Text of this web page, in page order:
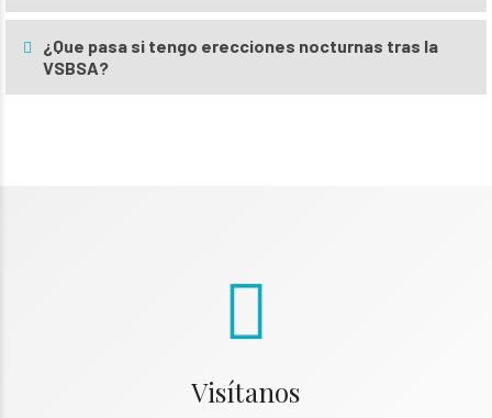
¿Que pasa si tengo erecciones nocturnas tras la
VSBSA?
Visítanos